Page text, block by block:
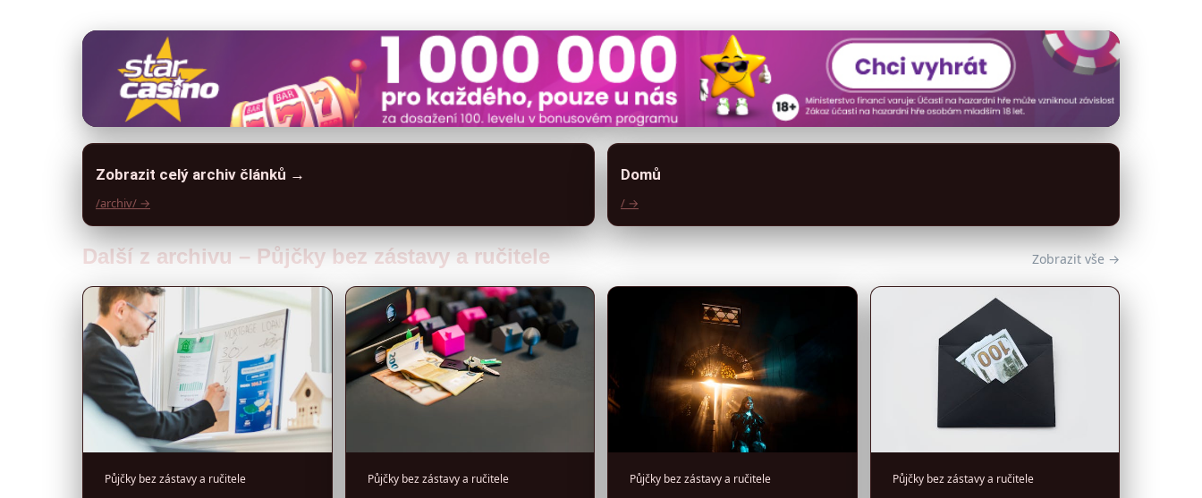
Zobrazit celý archiv článků →
/archiv/ →
Domů
/ →
Další z archivu – Půjčky bez zástavy a ručitele Zobrazit vše →
Půjčky bez zástavy a ručitele Půjčky bez zástavy a ručitele Půjčky bez zástavy a ručitele Půjčky bez zástavy a ručitele